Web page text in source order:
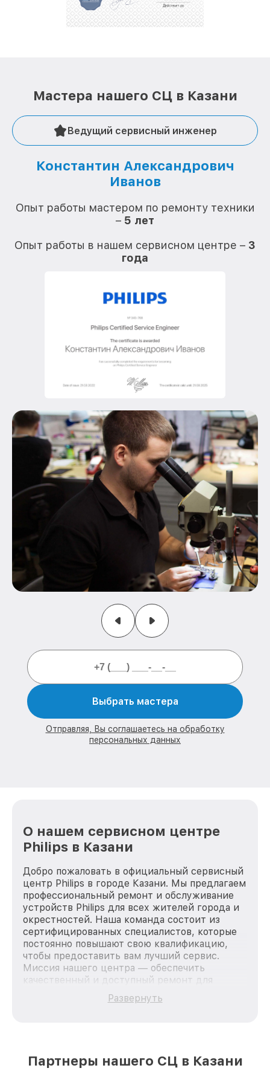
Мастера нашего СЦ в Казани
Ведущий сервисный инженер
Константин Александрович
Иванов
Опыт работы мастером по ремонту техники
– 5 лет
Опыт работы в нашем сервисном центре – 3
года
Выбрать мастера
Отправляя, Вы соглашаетесь на обработку
персональных данных
О нашем сервисном центре
Philips в Казани
Добро пожаловать в официальный сервисный
центр Philips в городе Казани. Мы предлагаем
профессиональный ремонт и обслуживание
устройств Philips для всех жителей города и
окрестностей. Наша команда состоит из
сертифицированных специалистов, которые
постоянно повышают свою квалификацию,
чтобы предоставить вам лучший сервис.
Миссия нашего центра — обеспечить
качественный и доступный ремонт для
каждого пользователя продукции Philips, вне
зависимости от сложности поломки. Мы
Казани, постоянно повышая уровень доверия
Развернуть
Партнеры нашего СЦ в Казани